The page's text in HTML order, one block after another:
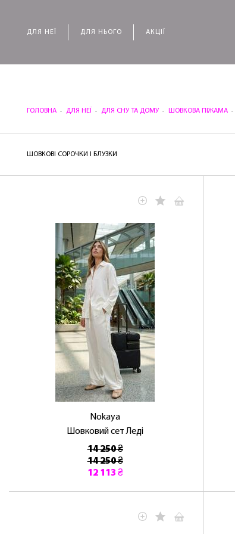
ДЛЯ НЕЇ ДЛЯ НЬОГО АКЦІЇ
ГОЛОВНА ДЛЯ НЕЇ ДЛЯ СНУ ТА ДОМУ ШОВКОВА ПІЖАМА
ШОВКОВІ СОРОЧКИ І БЛУЗКИ
Nokaya
Шовковий сет Леді
14 250 ₴
14 250 ₴
12 113 ₴